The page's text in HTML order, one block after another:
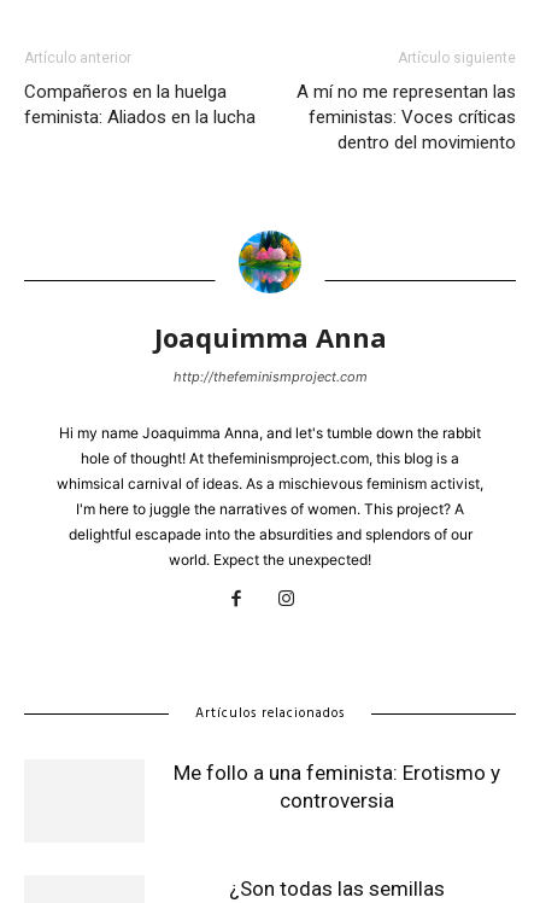
Artículo anterior
Compañeros en la huelga
feminista: Aliados en la lucha
Artículo siguiente
A mí no me representan las
feministas: Voces críticas
dentro del movimiento
Joaquimma Anna
http://thefeminismproject.com
Hi my name Joaquimma Anna, and let's tumble down the rabbit
hole of thought! At thefeminismproject.com, this blog is a
whimsical carnival of ideas. As a mischievous feminism activist,
I'm here to juggle the narratives of women. This project? A
delightful escapade into the absurdities and splendors of our
world. Expect the unexpected!
Artículos relacionados
Me follo a una feminista: Erotismo y
controversia
¿Son todas las semillas